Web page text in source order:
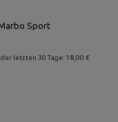
Sport
letzten 30 Tage: 18,00 €